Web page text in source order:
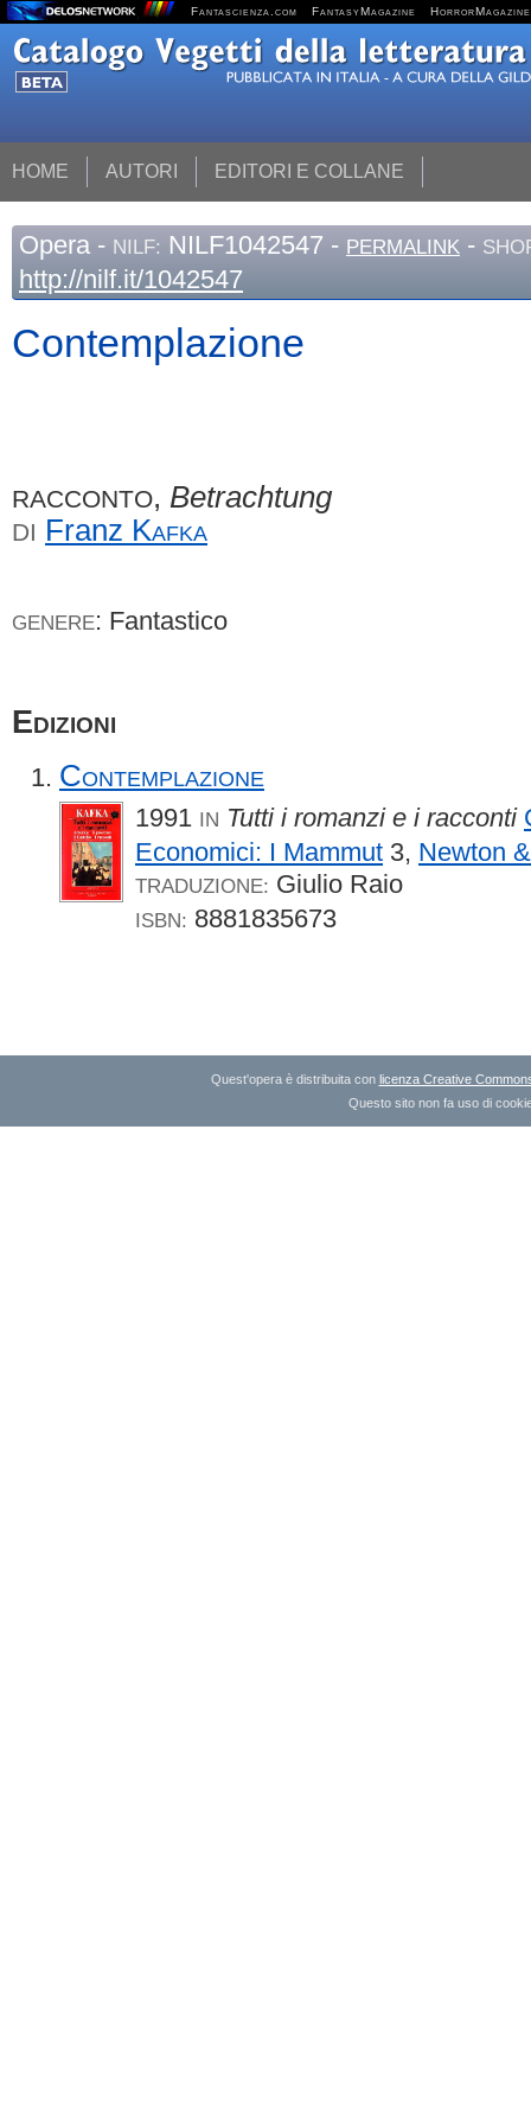
Fantascienza.com FantasyMagazine HorrorMagazine
HOME AUTORI EDITORI E COLLANE
Opera - NILF: NILF1042547 - PERMALINK -
http://nilf.it/1042547
Contemplazione
RACCONTO, Betrachtung
DI Franz Kafka
GENERE: Fantastico
Edizioni
Contemplazione
1991 IN Tutti i romanzi e i racconti
Economici: I Mammut 3, Newton
TRADUZIONE: Giulio Raio
ISBN: 8881835673
Quest'opera è distribuita con licenza Creative
Questo sito non fa uso di